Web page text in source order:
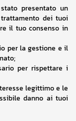
presentato un
dei tuoi
il tuo consenso in
per la gestione e il
per rispettare i
legittimo e le
danno ai tuoi